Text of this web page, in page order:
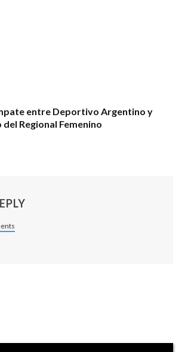
entre Deportivo Argentino y
del Regional Femenino